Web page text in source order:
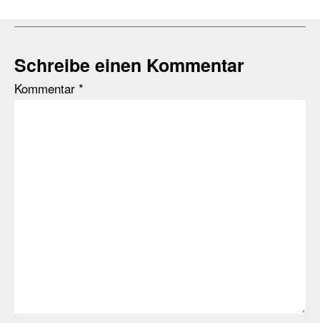
Schreibe einen Kommentar
Kommentar *